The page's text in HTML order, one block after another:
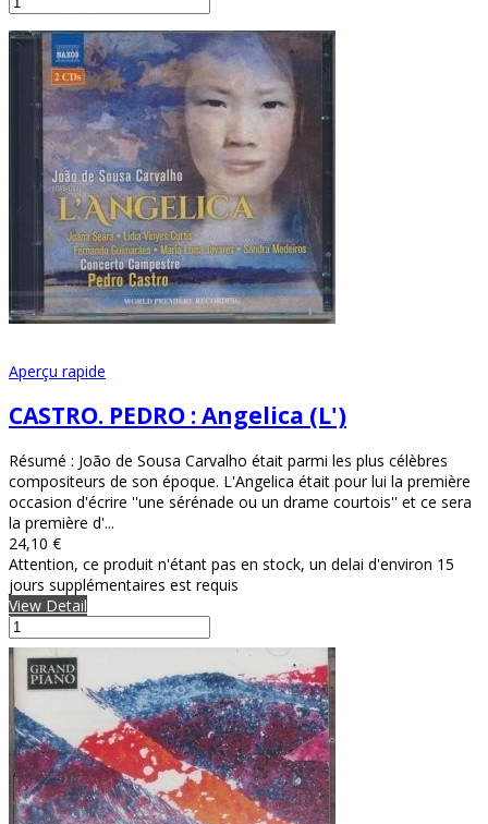
Aperçu rapide
CASTRO. PEDRO : Angelica (L')
Résumé : João de Sousa Carvalho était parmi les plus célèbres
compositeurs de son époque. L'Angelica était pour lui la première
occasion d'écrire ''une sérénade ou un drame courtois'' et ce sera
la première d'...
24,10 €
Attention, ce produit n'étant pas en stock, un delai d'environ 15
jours supplémentaires est requis
View Detail